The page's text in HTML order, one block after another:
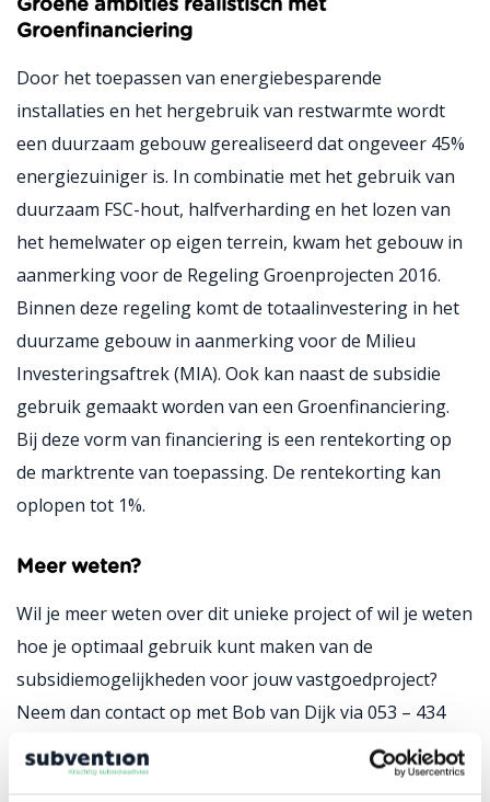
Groene ambities realistisch met
Groenfinanciering
Door het toepassen van energiebesparende
installaties en het hergebruik van restwarmte wordt
een duurzaam gebouw gerealiseerd dat ongeveer 45%
energiezuiniger is. In combinatie met het gebruik van
duurzaam FSC-hout, halfverharding en het lozen van
het hemelwater op eigen terrein, kwam het gebouw in
aanmerking voor de Regeling Groenprojecten 2016.
Binnen deze regeling komt de totaalinvestering in het
duurzame gebouw in aanmerking voor de Milieu
Investeringsaftrek (MIA). Ook kan naast de subsidie
gebruik gemaakt worden van een Groenfinanciering.
Bij deze vorm van financiering is een rentekorting op
de marktrente van toepassing. De rentekorting kan
oplopen tot 1%.
Meer weten?
Wil je meer weten over dit unieke project of wil je weten
hoe je optimaal gebruik kunt maken van de
subsidiemogelijkheden voor jouw vastgoedproject?
Neem dan contact op met Bob van Dijk via 053 – 434
8512 of
per mail